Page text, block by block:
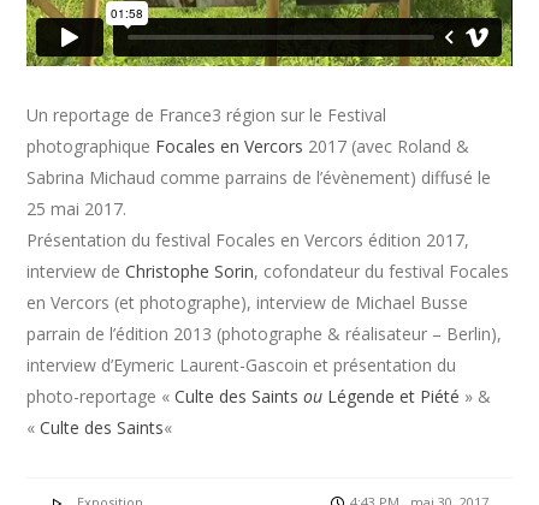
Un reportage de France3 région sur le Festival
photographique Focales en Vercors 2017 (avec Roland &
Sabrina Michaud comme parrains de l’évènement) diffusé le
25 mai 2017.
Présentation du festival Focales en Vercors édition 2017,
interview deChristophe Sorin, cofondateur du festival Focales
en Vercors (et photographe), interview de Michael Busse
parrain de l’édition 2013 (photographe & réalisateur – Berlin),
interview d’Eymeric Laurent-Gascoin et présentation du
photo-reportage «Culte des Saintsou Légende et Piété » &
«Culte des Saints«